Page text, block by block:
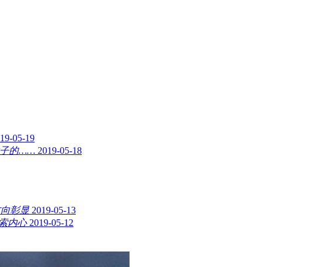
05-19
子的…… 2019-05-18
彰显 2019-05-13
内心 2019-05-12